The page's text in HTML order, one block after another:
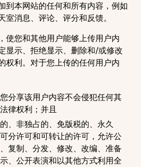
到本网站的任何和所有内容，例如
室消息、评论、评分和反馈。
使您和其他用户能够上传用户内
显示、拒绝显示、删除和/或修改
权利。对于您上传的任何用户内
分享该用户内容不会侵犯任何其
律权利；并且
、非独占的、免版税的、永久
分许可和可转让的许可，允许公
复制、分发、修改、改编、准备
、公开表演和以其他方式利用全